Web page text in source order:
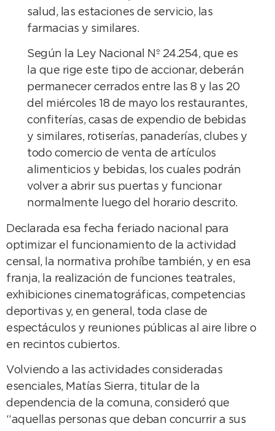
salud, las estaciones de servicio, las
farmacias y similares.
Según la Ley Nacional Nº 24.254, que es
la que rige este tipo de accionar, deberán
permanecer cerrados entre las 8 y las 20
del miércoles 18 de mayo los restaurantes,
confiterías, casas de expendio de bebidas
y similares, rotiserías, panaderías, clubes y
todo comercio de venta de artículos
alimenticios y bebidas, los cuales podrán
volver a abrir sus puertas y funcionar
normalmente luego del horario descrito.
Declarada esa fecha feriado nacional para
optimizar el funcionamiento de la actividad
censal, la normativa prohíbe también, y en esa
franja, la realización de funciones teatrales,
exhibiciones cinematográficas, competencias
deportivas y, en general, toda clase de
espectáculos y reuniones públicas al aire libre o
en recintos cubiertos.
Volviendo a las actividades consideradas
esenciales, Matías Sierra, titular de la
dependencia de la comuna, consideró que
“aquellas personas que deban concurrir a sus